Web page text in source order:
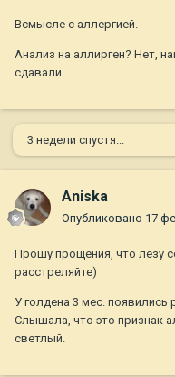
Всмысле с аллергией.
Анализ на аллирген? Нет,
сдавали.
3 недели спустя...
Aniska
Опубликовано 17
Прошу прощения, что лезу
расстреляйте)
У голдена 3 мес. появились
Слышала, что это признак
светлый.